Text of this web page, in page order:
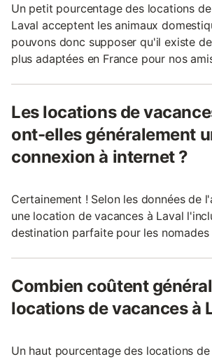
Un petit pourcentage des locations
Laval acceptent les animaux
pouvons donc supposer qu'il existe
plus adaptées en France pour nos
Les locations de
ont-elles généralement
connexion à internet ?
Certainement ! Selon les données de
une location de vacances à Laval
destination parfaite pour les
Combien coûtent
locations de vacances à
Un haut pourcentage des locations